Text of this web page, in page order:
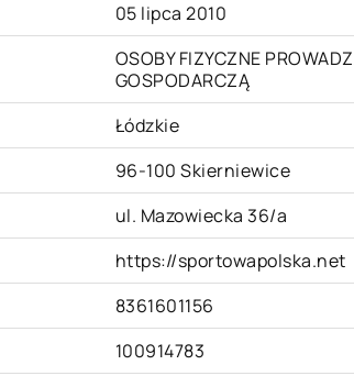
05 lipca 2010
OSOBY FIZYCZNE
GOSPODARCZĄ
Łódzkie
96-100 Skierniewice
ul. Mazowiecka 36/a
https://sportowapolska.net
8361601156
100914783